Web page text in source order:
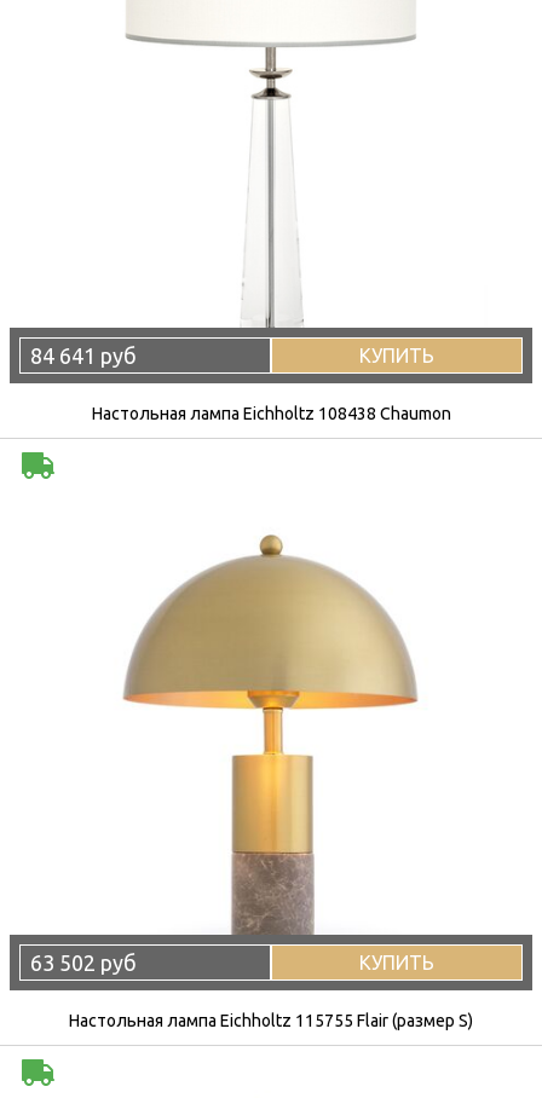
84 641 руб КУПИТЬ
Настольная лампа Eichholtz 108438 Chaumon
63 502 руб КУПИТЬ
Настольная лампа Eichholtz 115755 Flair (размер S)